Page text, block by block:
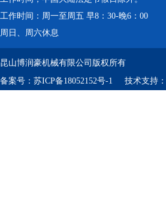
工作时间：周一至周五 早8：30-晚6：00
周日、周六休息
昆山博润豪机械有限公司版权所有
备案号： 苏ICP备18052152号-1 技术支持：